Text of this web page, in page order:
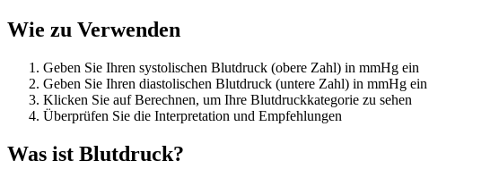
Wie zu Verwenden
Geben Sie Ihren systolischen Blutdruck (obere Zahl) in mmHg ein
Geben Sie Ihren diastolischen Blutdruck (untere Zahl) in mmHg ein
Klicken Sie auf Berechnen, um Ihre Blutdruckkategorie zu sehen
Überprüfen Sie die Interpretation und Empfehlungen
Was ist Blutdruck?